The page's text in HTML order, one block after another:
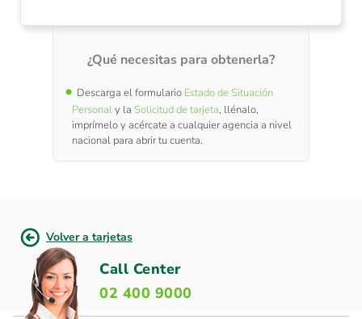
¿Qué necesitas para obtenerla?
Descarga el formulario Estado de Situación
Personaly la Solicitud de tarjeta, llénalo,
imprímelo y acércate a cualquier agencia a nivel
nacional para abrir tu cuenta.
Volver a tarjetas
Call Center
02 400 9000